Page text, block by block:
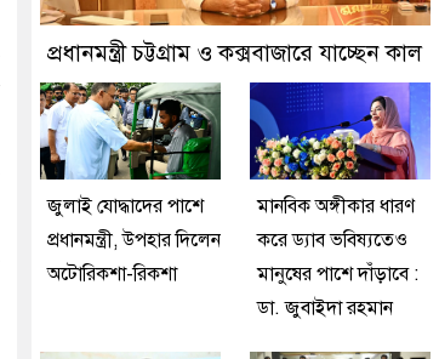
প্রধানমন্ত্রী চট্টগ্রাম ও কক্সবাজারে যাচ্ছেন কাল
জুলাই যোদ্ধাদের পাশে
প্রধানমন্ত্রী, উপহার দিলেন
অটোরিকশা-রিকশা
মানবিক অঙ্গীকার ধারণ
করে ড্যাব ভবিষ্যতেও
মানুষের পাশে দাঁড়াবে :
ডা. জুবাইদা রহমান